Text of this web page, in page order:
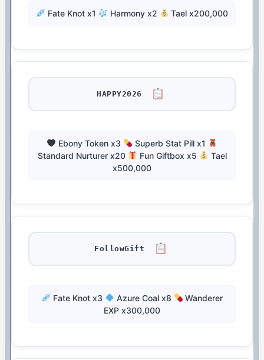
Fate Knot x1 Harmony x2 Tael x200,000
HAPPY2026
Ebony Token x3
Superb Stat Pill x1
Standard Nurturer x20
Fun Giftbox x5
Tael
x500,000
FollowGift
Fate Knot x3 Azure Coal x8
Wanderer
EXP x300,000